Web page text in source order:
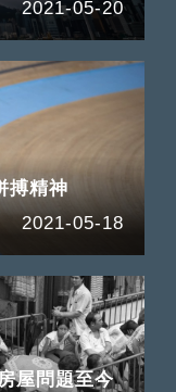
2021-05-20
搏精神
2021-05-18
屋問題至今